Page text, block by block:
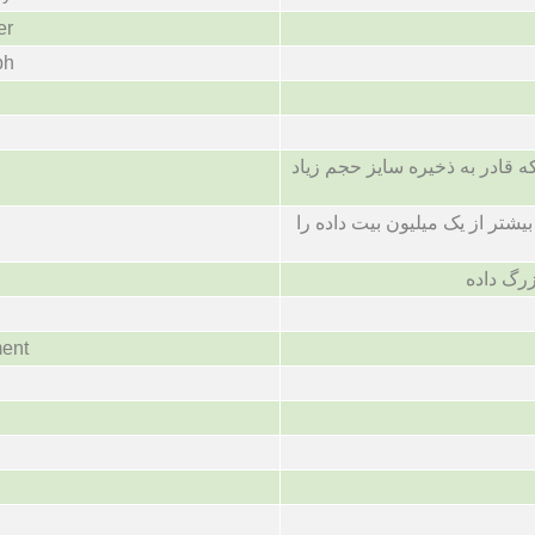
قادر به ذخیره سایز حجم زیاد
از یک میلیون بیت داده را
داده